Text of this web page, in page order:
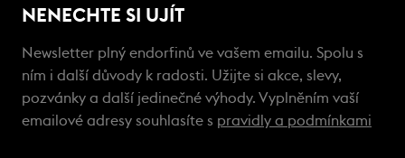
NENECHTE SI UJÍT
Newsletter plný endorfinů ve vašem emailu. Spolu s
ním i další důvody k radosti. Užijte si akce, slevy,
pozvánky a další jedinečné výhody. Vyplněním vaší
emailové adresy souhlasíte s pravidly a podmínkami